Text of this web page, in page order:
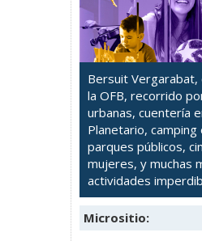
Bersuit Vergarabat,
la OFB, recorrido
urbanas, cuentería
Planetario, camping
parques públicos,
mujeres, y muchas
actividades
Micrositio: